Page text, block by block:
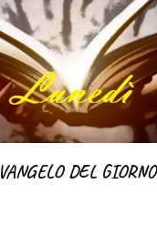
VANGELO DEL GIORNO